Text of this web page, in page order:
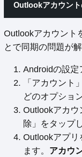
Outlookアカウン
Outlookアカウント
とで同期の問題が
Androidの設定
「アカウント
どのオプショ
Outlookアカウ
除」をタップ
Outlookアプリ
ます。 アカウ